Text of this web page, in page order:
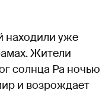
находили уже
Жители
солнца Ра ночью
и возрождает